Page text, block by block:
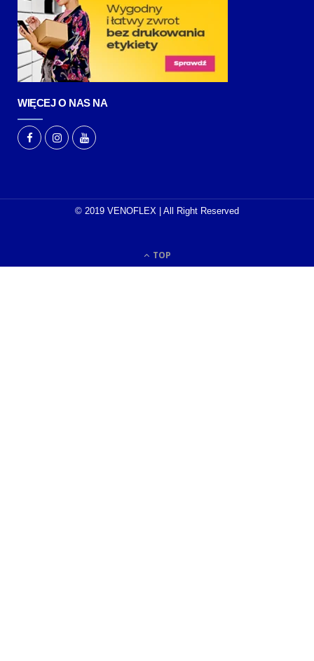
WIĘCEJ O NAS NA
© 2019 VENOFLEX | All Right Reserved
TOP